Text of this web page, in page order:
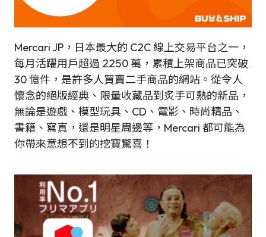
Mercari JP，日本最大的 C2C 線上交易平台之一，
每月活躍用戶超過 2250 萬，累積上架商品已突破
30 億件，是許多人買賣二手商品的網站。從令人
懷念的絕版經典、限量收藏品到炙手可熱的新品，
無論是遊戲、模型玩具、CD、電影、時尚精品、
書籍、寫真，還是明星周邊等，Mercari 都可能為
你帶來意想不到的挖寶驚喜！